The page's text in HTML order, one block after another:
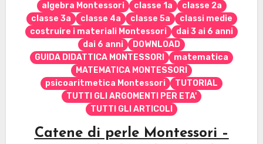
algebra Montessori classe 1a
classe 2a
classe 3a
classe 4a classe 5a
classi medie
costruire i materiali Montessori
dai 3 ai 6 anni
dai 6 anni
DOWNLOAD
GUIDA DIDATTICA MONTESSORI
matematica
MATEMATICA MONTESSORI
psicoaritmetica Montessori
TUTORIAL
TUTTI GLI ARGOMENTI PER ETA'
TUTTI GLI ARTICOLI
Catene di perle Montessori –